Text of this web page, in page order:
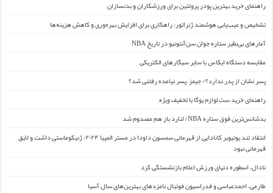
راهنمای خرید بهترین پودر پروتئین برای ورزشکاران و بدنسازان
تشخیص و عیب‌یابی هوشمند ژنراتور: راهکاری برای افزایش بهره‌وری و کاهش هزینه‌ها
آمارهای بی‌نظیر ستاره جوان سن‌آنتونیو در تاریخ NBA
مقایسه دستگاه ایکاس با سایر سیگارهای الکتریکی
پسر نشان از پدر ندارد؟/ جیمز ِ پسر نیامده رفتنی شد؟
راهنمای خرید ست لوازم یوگا با تخفیف ویژه
بدشانس‌ترین فوق ستاره NBA/ لنارد باز هم مصدوم شد
انتقاد تند یوتیوبر کانادایی از قهرمانی سمسون داودا در مستر المپیا ۲۰۲۴: ژنیکوماستی داشت و لایق
قهرمانی نبود
نادال، اسطوره دنیای ورزش اعلام بازنشستگی کرد
طارمی، احمدعباسی و فدراسیون فوتبال نامزدهای بهترین‌های سال آسیا